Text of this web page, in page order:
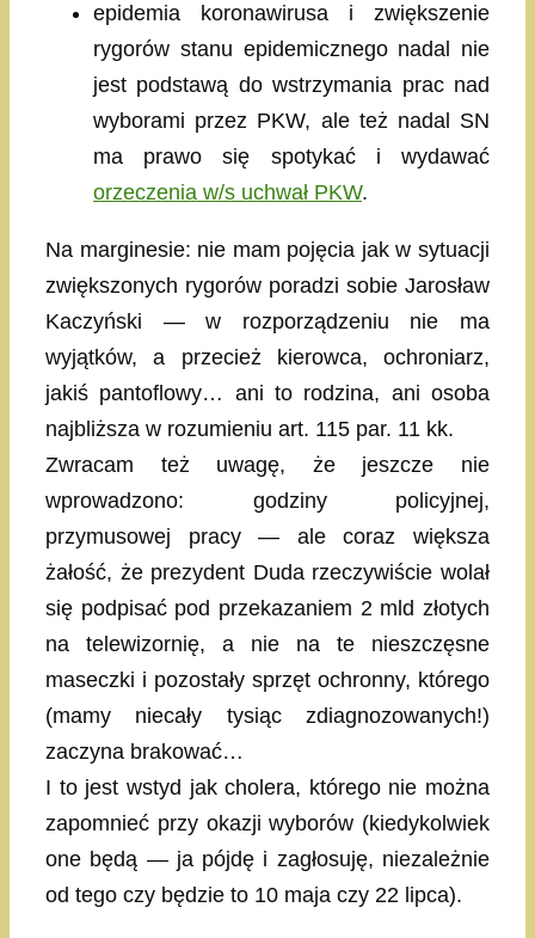
epidemia koronawirusa i zwiększenie
rygorów stanu epidemicznego nadal nie
jest podstawą do wstrzymania prac nad
wyborami przez PKW, ale też nadal SN
ma prawo się spotykać i wydawać
orzeczenia w/s uchwał PKW.
Na marginesie: nie mam pojęcia jak w sytuacji
zwiększonych rygorów poradzi sobie Jarosław
Kaczyński — w rozporządzeniu nie ma
wyjątków, a przecież kierowca, ochroniarz,
jakiś pantoflowy… ani to rodzina, ani osoba
najbliższa w rozumieniu art. 115 par. 11 kk.
Zwracam też uwagę, że jeszcze nie
wprowadzono: godziny policyjnej,
przymusowej pracy — ale coraz większa
żałość, że prezydent Duda rzeczywiście wolał
się podpisać pod przekazaniem 2 mld złotych
na telewizornię, a nie na te nieszczęsne
maseczki i pozostały sprzęt ochronny, którego
(mamy niecały tysiąc zdiagnozowanych!)
zaczyna brakować…
I to jest wstyd jak cholera, którego nie można
zapomnieć przy okazji wyborów (kiedykolwiek
one będą — ja pójdę i zagłosuję, niezależnie
od tego czy będzie to 10 maja czy 22 lipca).